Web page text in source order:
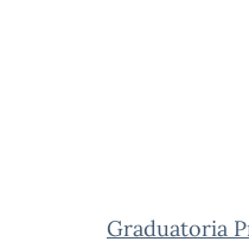
Graduatoria